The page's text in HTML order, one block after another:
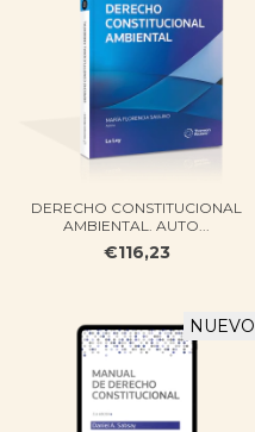
DERECHO CONSTITUCIONAL
AMBIENTAL​​. AUTO...
€116,23
NUEVO